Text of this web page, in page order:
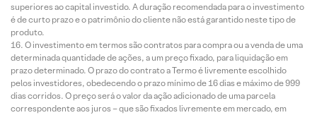
superiores ao capital investido. A duração recomendada para o investimento
é de curto prazo e o patrimônio do cliente não está garantido neste tipo de
produto.
O investimento em termos são contratos para compra ou a venda de uma
determinada quantidade de ações, a um preço fixado, para liquidação em
prazo determinado. O prazo do contrato a Termo é livremente escolhido
pelos investidores, obedecendo o prazo mínimo de 16 dias e máximo de 999
dias corridos. O preço será o valor da ação adicionado de uma parcela
correspondente aos juros – que são fixados livremente em mercado, em